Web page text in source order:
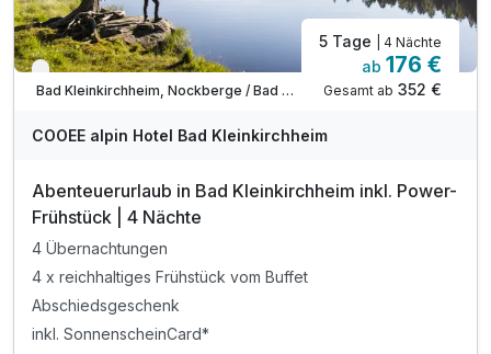
Verfügbar bis November
Bad Kleinkirchheim, Nockberge / Bad Kleinkirchheim
5 Tage | 4 Nächte
ab 176 €
Gesamt ab 352 €
COOEE alpin Hotel Bad Kleinkirchheim
Abenteuerurlaub in Bad Kleinkirchheim inkl. Power-
Frühstück | 4 Nächte
4 Übernachtungen
4 x reichhaltiges Frühstück vom Buffet
Abschiedsgeschenk
inkl. SonnenscheinCard*